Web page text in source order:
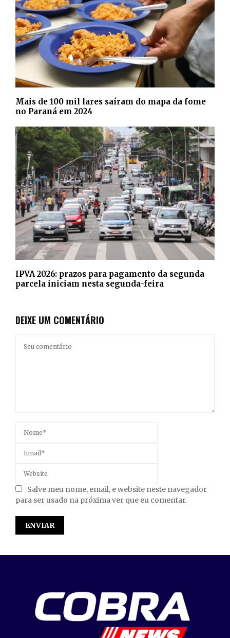
Mais de 100 mil lares saíram do mapa da fome
no Paraná em 2024
IPVA 2026: prazos para pagamento da segunda
parcela iniciam nesta segunda-feira
DEIXE UM COMENTÁRIO
Salve meu nome, email, e website neste navegador
para ser usado na próxima ver que eu comentar.